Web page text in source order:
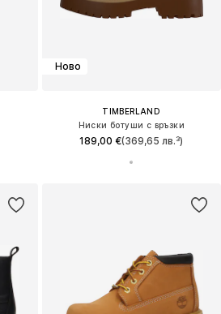
Ново
TIMBERLAND
Ниски ботуши с връзки
189,00 €(369,65 лв.³)